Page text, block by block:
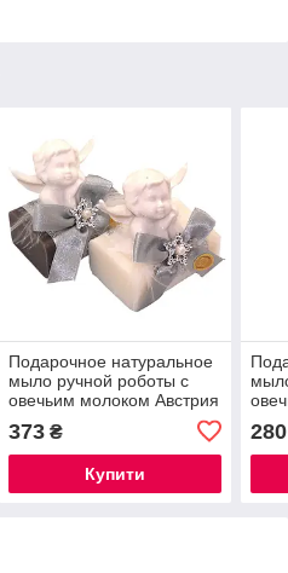
Подарочное натуральное
мыло ручной роботы с
овечьим молоком Австрия
373₴
Купити
280